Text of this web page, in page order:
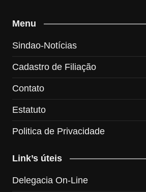
Menu
Sindao-Notícias
Cadastro de Filiação
Contato
Estatuto
Politica de Privacidade
Link’s úteis
Delegacia On-Line